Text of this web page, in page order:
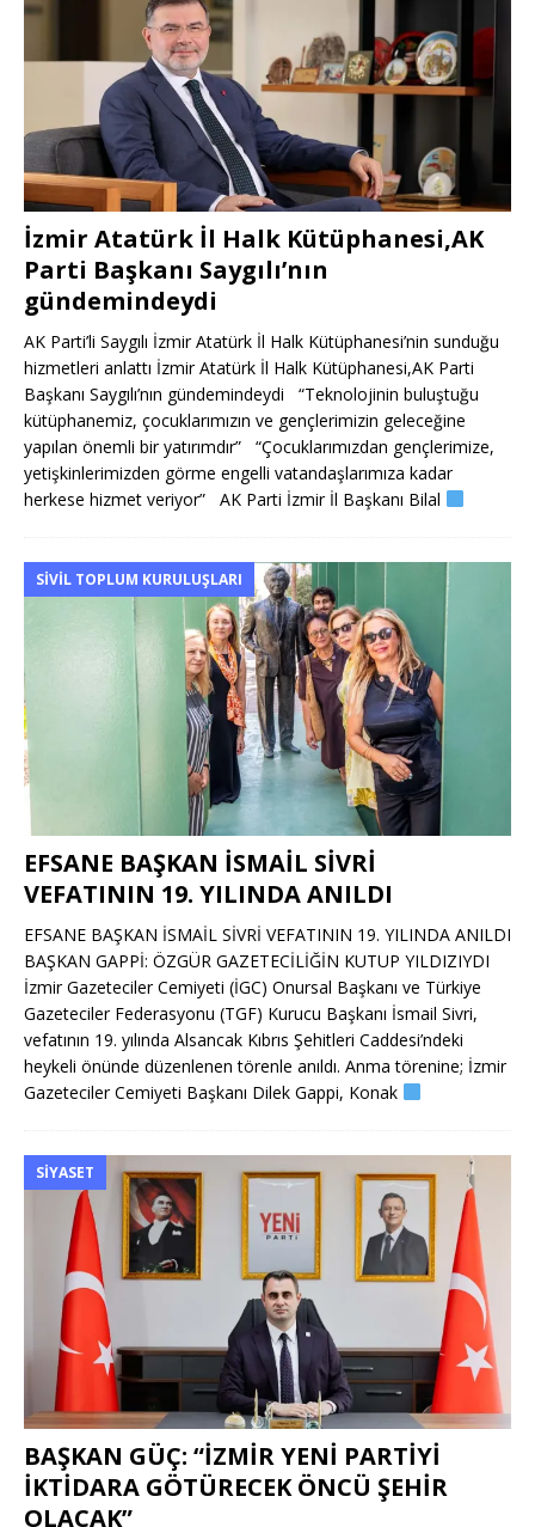
İzmir Atatürk İl Halk Kütüphanesi,AK
Parti Başkanı Saygılı’nın
gündemindeydi
AK Parti’li Saygılı İzmir Atatürk İl Halk Kütüphanesi’nin sunduğu
hizmetleri anlattı İzmir Atatürk İl Halk Kütüphanesi,AK Parti
Başkanı Saygılı’nın gündemindeydi “Teknolojinin buluştuğu
kütüphanemiz, çocuklarımızın ve gençlerimizin geleceğine
yapılan önemli bir yatırımdır” “Çocuklarımızdan gençlerimize,
yetişkinlerimizden görme engelli vatandaşlarımıza kadar
herkese hizmet veriyor” AK Parti İzmir İl Başkanı Bilal
SIVIL TOPLUM KURULUŞLARI
EFSANE BAŞKAN İSMAİL SİVRİ
VEFATININ 19. YILINDA ANILDI
EFSANE BAŞKAN İSMAİL SİVRİ VEFATININ 19. YILINDA ANILDI
BAŞKAN GAPPİ: ÖZGÜR GAZETECİLİĞİN KUTUP YILDIZIYDI
İzmir Gazeteciler Cemiyeti (İGC) Onursal Başkanı ve Türkiye
Gazeteciler Federasyonu (TGF) Kurucu Başkanı İsmail Sivri,
vefatının 19. yılında Alsancak Kıbrıs Şehitleri Caddesi’ndeki
heykeli önünde düzenlenen törenle anıldı. Anma törenine; İzmir
Gazeteciler Cemiyeti Başkanı Dilek Gappi, Konak
SIYASET
BAŞKAN GÜÇ: “İZMİR YENİ PARTİYİ
İKTİDARA GÖTÜRECEK ÖNCÜ ŞEHİR
OLACAK”